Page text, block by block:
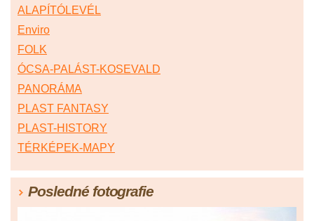
ALAPÍTÓLEVÉL
Enviro
FOLK
ÓCSA-PALÁST-KOSEVALD
PANORÁMA
PLAST FANTASY
PLAST-HISTORY
TÉRKÉPEK-MAPY
Posledné fotografie